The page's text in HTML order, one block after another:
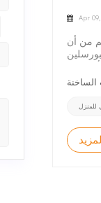
Apr
من أن
أرضيات
عادة ما
خياراً
عام
للمنزل